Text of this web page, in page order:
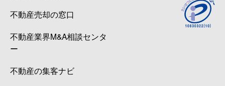
不動産売却の窓口
不動産業界M&A相談センタ
ー
不動産の集客ナビ